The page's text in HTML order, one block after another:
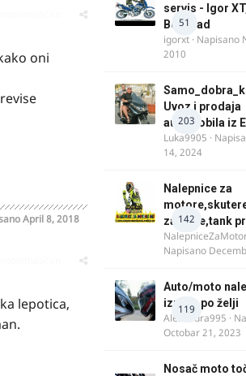
oni
April 8, 2018
lepotica,
51
servis - Igor
Beograd
igorxt · Napisano
2010
203
Uvoz i prodaja
automobila iz
Luka9905 ·
14, 2024
142
Nalepnice za
za felne,tank
Napisano
119
Auto/moto
izrada po želji
Alexandra995 ·
Octobar 21, 2023
Nosač moto